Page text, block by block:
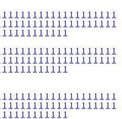
1 1 1 1 1 1 1 1 1 1 1 1 1 1 1 1 1 1 1
1 1 1 1 1 1 1 1 1 1 1 1 1 1 1 1 1 1 1
1 1 1 1 1 1 1 1 1 1 1
1 1 1 1 1 1 1 1 1 1 1 1 1 1 1 1 1 1 1
1 1 1 1 1 1 1 1 1 1 1 1 1 1 1 1 1 1 1
1 1 1 1 1 1 1 1 1 1 1
1 1 1 1 1 1 1 1 1 1 1 1 1 1 1 1 1 1 1
1 1 1 1 1 1 1 1 1 1 1 1 1 1 1 1 1 1 1
1 1 1 1 1 1 1 1 1 1 1